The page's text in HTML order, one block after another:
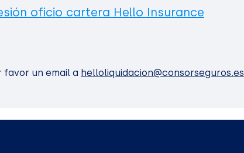
oficio cartera Hello Insurance
favor un email a helloliquidacion@consorseguros.es